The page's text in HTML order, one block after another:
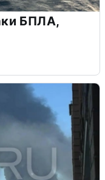
БПЛА,